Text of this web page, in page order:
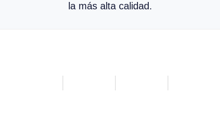
la más alta calidad.